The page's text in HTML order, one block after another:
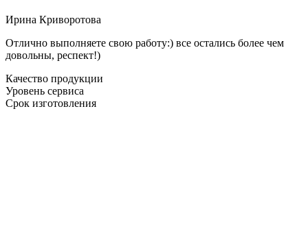
Ирина Криворотова
Отлично выполняете свою работу:) все остались более чем
довольны, респект!)
Качество продукции
Уровень сервиса
Срок изготовления